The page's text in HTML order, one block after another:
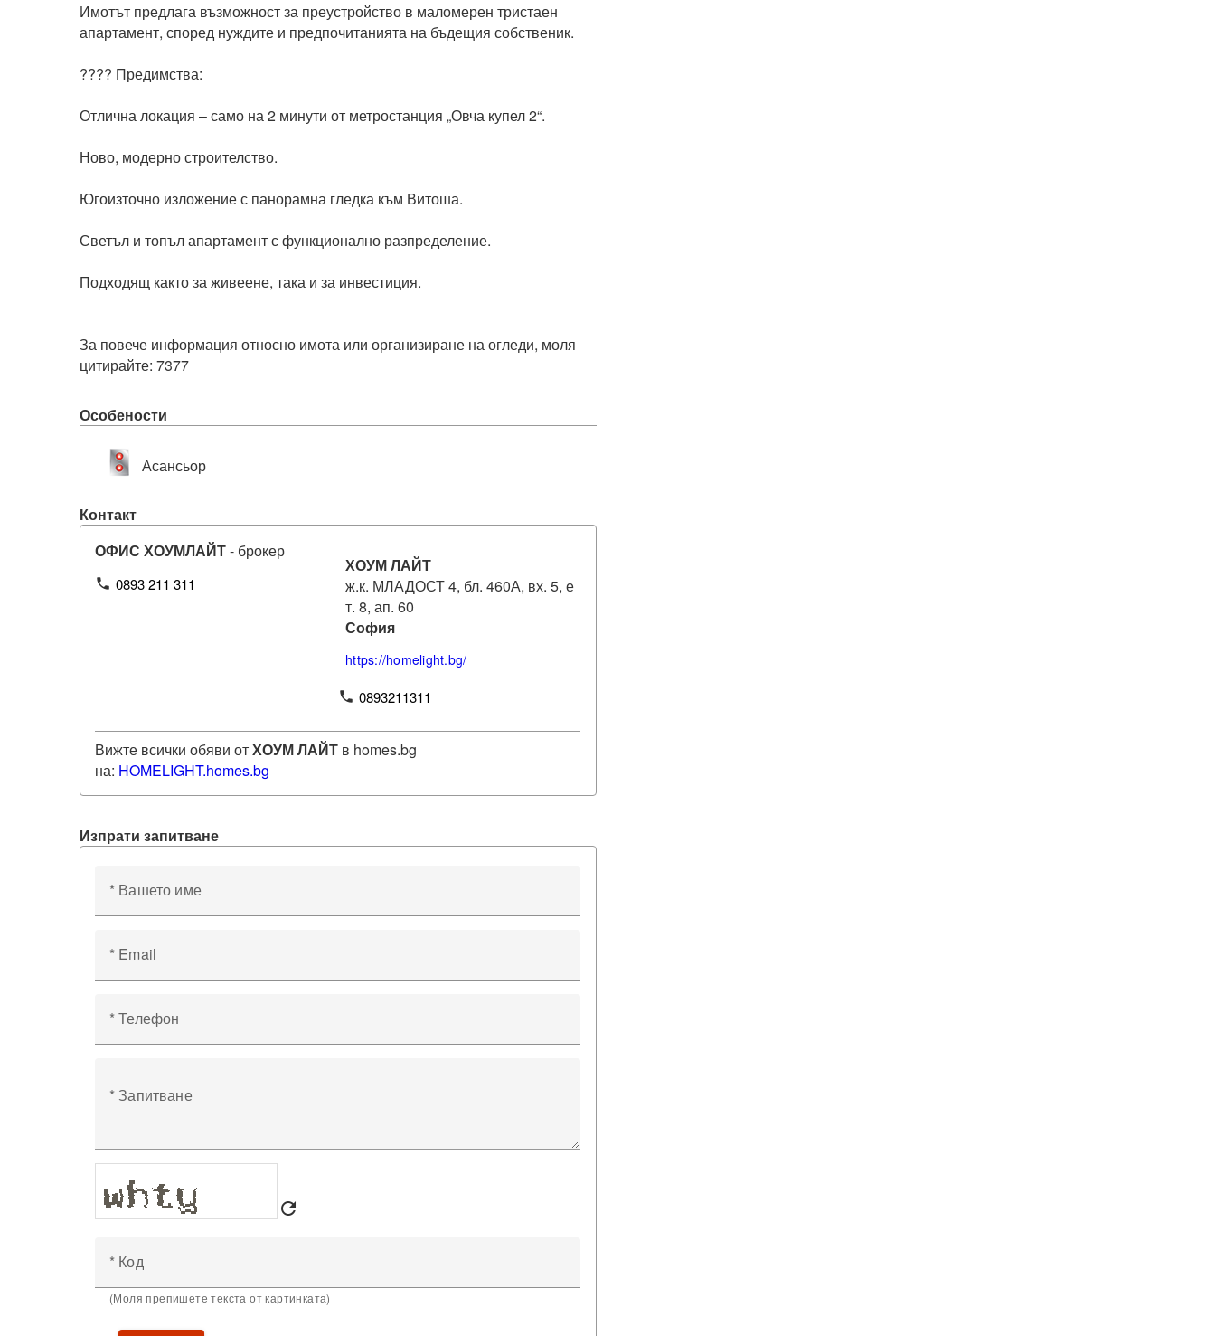
Имотът предлага възможност за преустройство в маломерен тристаен
апартамент, според нуждите и предпочитанията на бъдещия собственик.
???? Предимства:
Отлична локация – само на 2 минути от метростанция „Овча купел 2“.
Ново, модерно строителство.
Югоизточно изложение с панорамна гледка към Витоша.
Светъл и топъл апартамент с функционално разпределение.
Подходящ както за живеене, така и за инвестиция.
За повече информация относно имота или организиране на огледи, моля
Особености
Асансьор
Контакт
ОФИС ХОУМЛАЙТ- брокер
phone 0893 211 311
ХОУМ ЛАЙТ
ж.к. МЛАДОСТ 4, бл. 460А, вх. 5, е
т. 8, ап. 60
София
https://homelight.bg/
phone 0893211311
Вижте всички обяви отХОУМ ЛАЙТ в homes.bg
на: HOMELIGHT.homes.bg
Изпрати запитване
* Вашето име
* Email
* Телефон
* Запитване
refresh
* Код
(Моля препишете текста от картинката)